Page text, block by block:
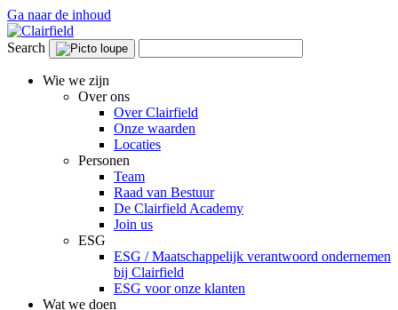
Ga naar de inhoud
Search
Wie we zijn
Over ons
Over Clairfield
Onze waarden
Locaties
Personen
Team
Raad van Bestuur
De Clairfield Academy
Join us
ESG
ESG / Maatschappelijk verantwoord ondernemen
bij Clairfield
ESG voor onze klanten
Wat we doen